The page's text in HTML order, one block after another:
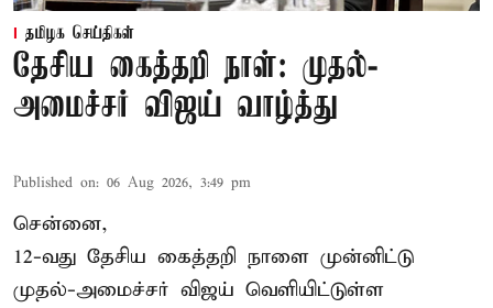
தமிழக செய்திகள்
தேசிய கைத்தறி நாள்: முதல்-
அமைச்சர் விஜய் வாழ்த்து
Published on: 06 Aug 2026, 3:49 pm
சென்னை,
12-வது தேசிய கைத்தறி நாளை முன்னிட்டு
முதல்-அமைச்சர் விஜய் வெளியிட்டுள்ள